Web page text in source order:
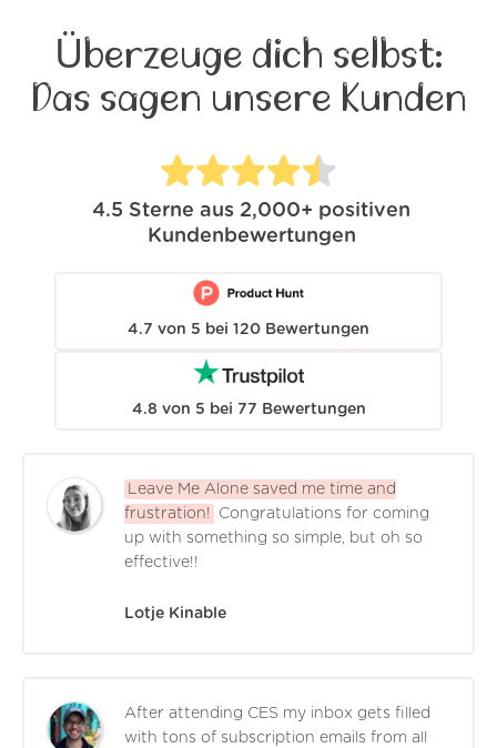
Überzeuge dich selbst:
Das sagen unsere Kunden
4.5 Sterne aus 2,000+ positiven
Kundenbewertungen
4.7 von 5 bei 120 Bewertungen
4.8 von 5 bei 77 Bewertungen
Leave Me Alone saved me time and
frustration!
Congratulations for coming
up with something so simple, but oh so
effective!!
Lotje Kinable
After attending CES my inbox gets filled
with tons of subscription emails from all